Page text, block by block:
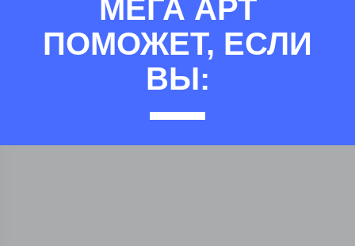
МЕГА АРТ
ПОМОЖЕТ, ЕСЛИ
ВЫ: